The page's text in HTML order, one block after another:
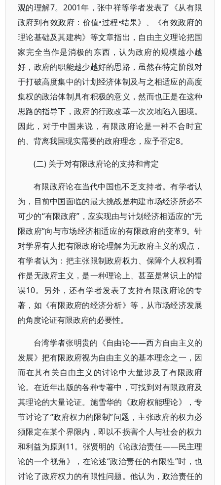
观的理解7。2001年，张中祥等学者发表了《从有限
政府到有效政府：价值•过程•结果》、《有效政府的
理论基础及其建构》等文章指出，自由主义理论把国
家完全当作是消极的东西，认为政府的规模越小越
好，政府的职能越少越好的思路，虽然在特定阶段对
于打破高度集中的计划经济体制及与之相适应的高度
集权的政治体制具有积极的意义，然而也正是在这种
思路的指导下，政府的行政改革一次次地陷入困境。
因此，对于中国来说，有限政府论是一种不合时宜
的、背离我国现实需要的政府理念，应予否定8。
(二) 关于对有限政府论的支持和肯定
有限政府论在当代中国也不乏支持者。有学者认
为，目前中国面临的最大挑战是构建市场经济所必不
可少的“有限政府”，应实现由与计划经济相适应的“无
限政府”向与市场经济相适应的有限政府的变革9。针
对学界有人把有限政府论理解为无政府主义的观点，
有学者认为：把主张限制政府权力、保障个人权利看
作是无政府主义，是一种理论上、甚至是常识上的错
误10。另外，还有学者发表了支持有限政府论的专
著，如《有限政府的经济分析》等，从市场经济发展
的角度论证有限政府的必要性。
台湾学者张明贵的《自由论——西方自由主义的
发展》把有限政府视为自由主义的基本理念之一，因
而在其有关自由主义的讨论中大量涉及了有限政府
论。在近年出版的各种专著中，可找到对有限政府及
其理论的大量论证。施雪华的《政府权能理论》，专
节讨论了“政府权力的限制”问题，主张政府的权力必
须限定在某个界限内，即以不损害个人与社会的权力
和利益为原则11。张贤明的《论政治责任——民主理
论的一个视角》，在论述“政治责任的有限性”时，也
讨论了政府权力的有限性问题。他认为，政治责任的